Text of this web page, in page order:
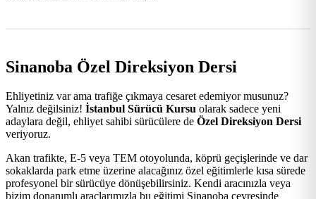
Sinanoba Özel Direksiyon Dersi
Ehliyetiniz var ama trafiğe çıkmaya cesaret edemiyor musunuz?
Yalnız değilsiniz! İstanbul Sürücü Kursu olarak sadece yeni
adaylara değil, ehliyet sahibi sürücülere de Özel Direksiyon Dersi
veriyoruz.
Akan trafikte, E-5 veya TEM otoyolunda, köprü geçişlerinde ve dar
sokaklarda park etme üzerine alacağınız özel eğitimlerle kısa sürede
profesyonel bir sürücüye dönüşebilirsiniz. Kendi aracınızla veya
bizim donanımlı araçlarımızla bu eğitimi Sinanoba çevresinde